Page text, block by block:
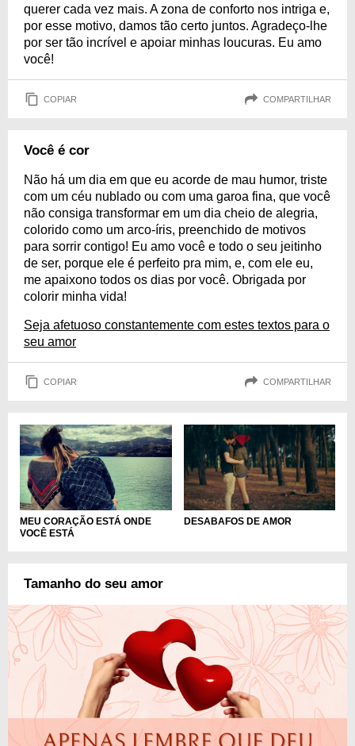
querer cada vez mais. A zona de conforto nos intriga e,
por esse motivo, damos tão certo juntos. Agradeço-lhe
por ser tão incrível e apoiar minhas loucuras. Eu amo
você!
COPIAR COMPARTILHAR
Você é cor
Não há um dia em que eu acorde de mau humor, triste
com um céu nublado ou com uma garoa fina, que você
não consiga transformar em um dia cheio de alegria,
colorido como um arco-íris, preenchido de motivos
para sorrir contigo! Eu amo você e todo o seu jeitinho
de ser, porque ele é perfeito pra mim, e, com ele eu,
me apaixono todos os dias por você. Obrigada por
colorir minha vida!
Seja afetuoso constantemente com estes textos para o
seu amor
COPIAR COMPARTILHAR
MEU CORAÇÃO ESTÁ ONDE
VOCÊ ESTÁ
DESABAFOS DE AMOR
Tamanho do seu amor